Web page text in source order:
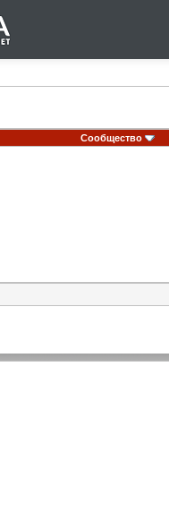
Сообщество